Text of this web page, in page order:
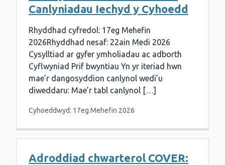
Canlyniadau Iechyd y Cyhoedd
Rhyddhad cyfredol: 17eg Mehefin
2026Rhyddhad nesaf: 22ain Medi 2026
Cysylltiad ar gyfer ymholiadau ac adborth
Cyflwyniad Prif bwyntiau Yn yr iteriad hwn
mae’r dangosyddion canlynol wedi’u
diweddaru: Mae’r tabl canlynol […]
Cyhoeddwyd: 17eg Mehefin 2026
Adroddiad chwarterol COVER: